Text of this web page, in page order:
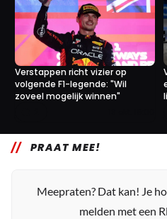
Verstappen richt vizier op
volgende F1-legende: "Wil
zoveel mogelijk winnen"
PRAAT MEE!
Meepraten? Dat kan! Je
melden met een